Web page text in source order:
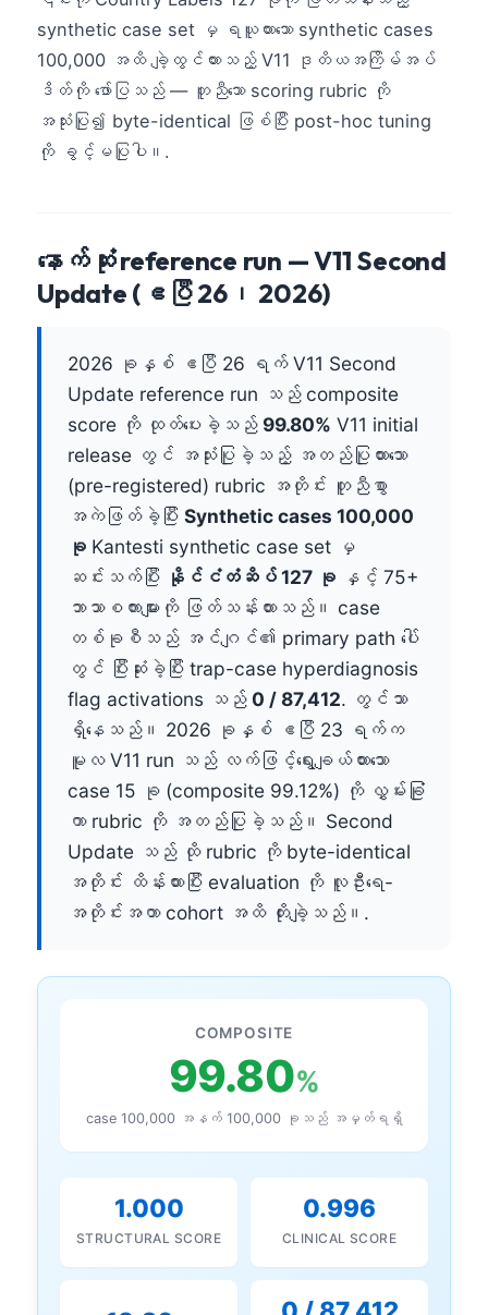
synthetic case set မှ ရယူထားသော synthetic cases
100,000 အထိ ချဲ့ထွင်ထားသည့် V11 ဒုတိယအကြိမ်အပ်
ဒိတ်ကို ဖော်ပြသည် — တူညီသော scoring rubric ကို
အသုံးပြု၍ byte-identical ဖြစ်ပြီး post-hoc tuning
ကို ခွင့်မပြုပါ။.
နောက်ဆုံး reference run — V11 Second
Update (ဧပြီ 26၊ 2026)
2026 ခုနှစ် ဧပြီ 26 ရက် V11 Second
Update reference run သည် composite
score ကို ထုတ်ပေးခဲ့သည် 99.80% V11 initial
release တွင် အသုံးပြုခဲ့သည့် အတည်ပြုထားသော
(pre-registered) rubric အတိုင်း တူညီစွာ
အကဲဖြတ်ခဲ့ပြီး Synthetic cases 100,000
ခု Kantesti synthetic case set မှ
ဆင်းသက်ပြီး နိုင်ငံတံဆိပ် 127 ခု နှင့် 75+
ဘာသာစကားများကို ဖြတ်သန်းထားသည်။ case
တစ်ခုစီသည် အင်ဂျင်၏ primary path ပေါ်
တွင် ပြီးဆုံးခဲ့ပြီး trap-case hyperdiagnosis
flag activations သည် 0 / 87,412. တွင်သာ
ရှိနေသည်။ 2026 ခုနှစ် ဧပြီ 23 ရက်က
မူလ V11 run သည် လက်ဖြင့်ရွေးချယ်ထားသော
case 15 ခု (composite 99.12%) ကို လွှမ်းခြုံ
ကာ rubric ကို အတည်ပြုခဲ့သည်။ Second
Update သည် ထို rubric ကို byte-identical
အတိုင်း ထိန်းထားပြီး evaluation ကို လူဦးရေ-
အတိုင်းအတာ cohort အထိ တိုးချဲ့သည်။.
COMPOSITE
99.80%
case 100,000 အနက် 100,000 ခုသည် အမှတ်ရရှိ
1.000
STRUCTURAL SCORE
0.996
CLINICAL SCORE